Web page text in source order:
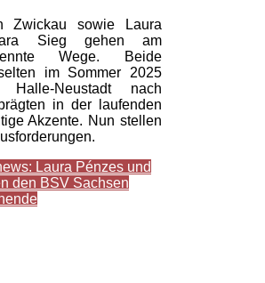
Zwickau sowie Laura
Sieg gehen am
Wege. Beide
im Sommer 2025
Neustadt nach
in der laufenden
Akzente. Nun stellen
Laura Pénzes und
den BSV Sachsen